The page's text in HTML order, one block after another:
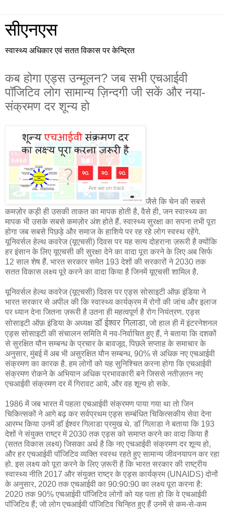
सीएनएस
स्वास्थ्य अधिकार एवं सतत विकास पर केन्द्रित
कब होगा एड्स उन्मूलन? जब सभी एचआईवी
पॉजिटिव लोग सामान्य ज़िन्दगी जी सकें और नया-
संक्रमण दर शून्य हो
जैसे कि चेन की सबसे
कमज़ोर कड़ी ही उसकी ताकत का मापक होती है, वैसे ही, जन स्वास्थ्य का
मापक भी उसके सबसे कमज़ोर अंश होते हैं. स्वास्थ्य सुरक्षा का सपना तभी पूरा
होगा जब सबसे पिछड़े और समाज के हाशिये पर रह रहे लोग स्वस्थ रहेंगे.
यूनिवर्सल हेल्थ कवरेज (यूएचसी) दिवस पर यह सत्य दोहराना ज़रूरी है क्योंकि
हर इंसान के लिए यूएचसी की सुरक्षा देने का वादा पूरा करने के लिए अब सिर्फ
12 साल शेष हैं. भारत सरकार समेत 193 देशों की सरकारों ने 2030 तक
सतत विकास लक्ष्य पूरे करने का वादा किया है जिनमें यूएचसी शामिल है.
यूनिवर्सल हेल्थ कवरेज (यूएचसी) दिवस पर एड्स सोसाइटी ऑफ़ इंडिया ने
भारत सरकार से अपील की कि स्वास्थ्य कार्यक्रम में रोगों की जांच और इलाज
पर ध्यान देना जितना ज़रूरी है उतना ही महत्वपूर्ण है रोग नियंत्रण. एड्स
सोसाइटी ऑफ़ इंडिया के अध्यक्षडॉ ईश्वर गिलाडा, जो हाल ही में इंटरनेशनल
एड्स सोसाइटी की संचालन समिति में नव-निर्वाचित हुए हैं, ने बताया कि दशकों
से सुरक्षित यौन सम्बन्ध के प्रचार के बावजूद, पिछले सप्ताह के समाचार के
अनुसार, मुंबई में अब भी असुरक्षित यौन सम्बन्ध, 90% से अधिक नए एचआईवी
संक्रमण का कारक है. हम लोगों को यह सुनिश्चित करना होगा कि एचआईवी
संक्रमण रोकने के अभियान अधिक प्रभावकारी बने जिससे नतीज़तन नए
एचआईवी संक्रमण दर में गिरावट आये, और वह शून्य हो सके.
1986 में जब भारत में पहला एचआईवी संक्रमण पाया गया था तो जिन
चिकित्सकों ने आगे बढ़ कर सर्वप्रथम एड्स सम्बंधित चिकित्सकीय सेवा देना
आरम्भ किया उनमें डॉ ईश्वर गिलाडा प्रमुख थे. डॉ गिलाडा ने बताया कि 193
देशों ने संयुक्त राष्ट्र में 2030 तक एड्स को समाप्त करने का वादा किया है
(सतत विकास लक्ष्य) जिसका अर्थ है कि नए एचआईवी संक्रमण दर शून्य हो,
और हर एचआईवी पॉजिटिव व्यक्ति स्वस्थ रहते हुए सामान्य जीवनयापन कर रहा
हो. इस लक्ष्य को पूरा करने के लिए ज़रूरी है कि भारत सरकार की राष्ट्रीय
स्वास्थ्य नीति 2017 और संयुक्त राष्ट्र के एड्स कार्यक्रम (UNAIDS) दोनों
के अनुसार, 2020 तक एचआईवी का 90:90:90 का लक्ष्य पूरा करना है:
2020 तक 90% एचआईवी पॉजिटिव लोगों को यह पता हो कि वे एचआईवी
पॉजिटिव हैं; जो लोग एचआईवी पॉजिटिव चिन्हित हुए हैं उनमें से कम-से-कम